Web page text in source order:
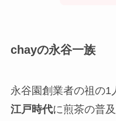
chayの永谷一族
永谷園創業者の祖の1
江戸時代に煎茶の普